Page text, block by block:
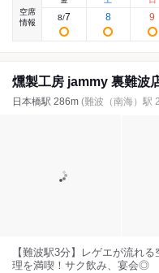
空席
情報
8/7 8 9
燻製工房 jammy 裏難波
日本橋駅 286m (難波（南海）駅
【難波駅3分】レゲエが流れ
理を満喫！サク飲み、宴会◎